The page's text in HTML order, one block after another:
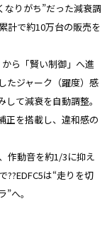
なりがち”だった減衰調
計で約10万台の販売を
ら「賢い制御」へ進
たジャーク（躍度）感
て減衰を自動調整。
正を搭載し、違和感の
作動音を約1/3に抑え
は“走りを切
へ。